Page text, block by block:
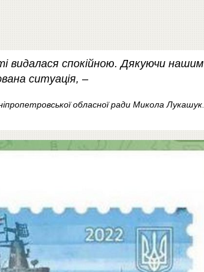
видалася спокійною. Дякуючи нашим
ситуація, –
обласної ради Микола Лукашук.